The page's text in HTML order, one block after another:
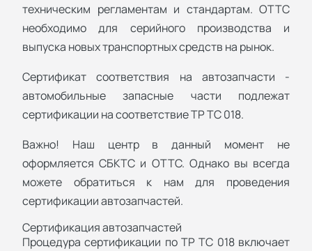
техническим регламентам и стандартам. ОТТС
необходимо для серийного производства и
выпуска новых транспортных средств на рынок.
Сертификат соответствия на автозапчасти -
автомобильные запасные части подлежат
сертификации на соответствие ТР ТС 018.
Важно! Наш центр в данный момент не
оформляется СБКТС и ОТТС. Однако вы всегда
можете обратиться к нам для проведения
сертификации автозапчастей.
Сертификация автозапчастей
Процедура сертификации по ТР ТС 018 включает